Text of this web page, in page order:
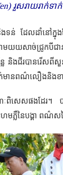
រួសរាយ​រាក់
ង​ទន់ ដែលដាំនៅក្
ាមយយសាច់ជ្រូក
លែ និង​ជីរបាន​រើស​ពី​
ក់មានពណ៌លឿងនិង
សេសផងដែរ។ ប
មភ្លឺនៃបង្គា ព